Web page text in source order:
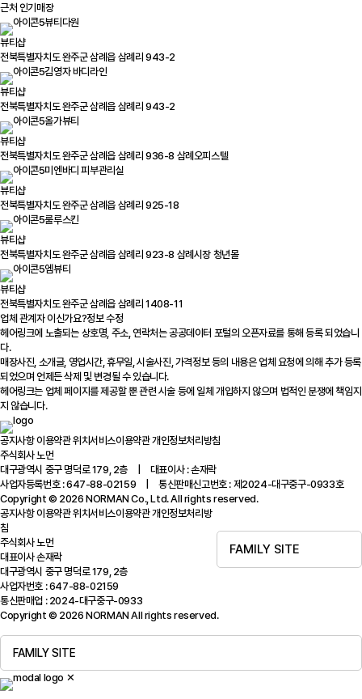
근처 인기매장
뷰티다원
뷰티샵
전북특별자치도 완주군 삼례읍 삼례리 943-2
김영자 바디라인
뷰티샵
전북특별자치도 완주군 삼례읍 삼례리 943-2
올가뷰티
뷰티샵
전북특별자치도 완주군 삼례읍 삼례리 936-8 삼례오피스텔
미엔바디 피부관리실
뷰티샵
전북특별자치도 완주군 삼례읍 삼례리 925-18
룰루스킨
뷰티샵
전북특별자치도 완주군 삼례읍 삼례리 923-8 삼례시장 청년몰
엠뷰티
뷰티샵
전북특별자치도 완주군 삼례읍 삼례리 1408-11
업체 관계자 이신가요?정보 수정
헤어링크에 노출되는 상호명, 주소, 연락처는 공공데이터 포털의 오픈자료를 통해 등록 되었습니
다.
매장사진, 소개글, 영업시간, 휴무일, 시술사진, 가격정보 등의 내용은 업체 요청에 의해 추가 등록
되었으며 언제든 삭제 및 변경될 수 있습니다.
헤어링크는 업체 페이지를 제공할 뿐 관련 시술 등에 일체 개입하지 않으며 법적인 분쟁에 책임지
지 않습니다.
공지사항이용약관위치서비스이용약관개인정보처리방침
주식회사 노먼
대구광역시 중구 명덕로 179, 2층 | 대표이사 : 손재락
사업자등록번호 : 647-88-02159 | 통신판매신고번호 : 제2024-대구중구-0933호
Copyright © 2026 NORMAN Co., Ltd. All rights reserved.
FAMILY SITE
공지사항이용약관위치서비스이용약관개인정보처리방
침
주식회사 노먼
대표이사 손재락
대구광역시 중구 명덕로 179, 2층
사업자번호 : 647-88-02159
통신판매업 : 2024-대구중구-0933
Copyright © 2026 NORMAN All rights reserved.
FAMILY SITE
✕